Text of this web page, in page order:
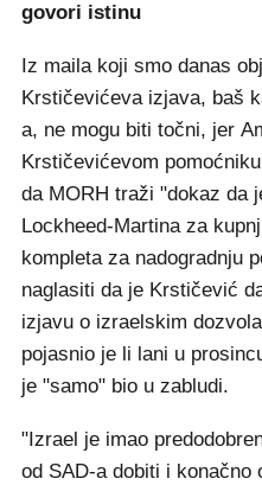
govori istinu
Iz maila koji smo danas
Krstičevićeva izjava, baš
a, ne mogu biti točni, jer
Krstičevićevom
da MORH traži "dokaz da
Lockheed-Martina za
kompleta za nadogradnju
naglasiti da je Krstičević
izjavu o izraelskim
pojasnio je li lani u
je "samo" bio u zabludi.
"Izrael je imao
od SAD-a dobiti i konačno